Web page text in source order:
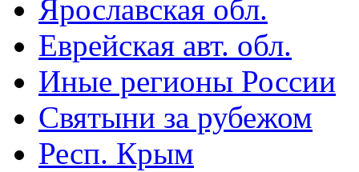
Ярославская обл.
Еврейская авт. обл.
Иные регионы России
Святыни за рубежом
Респ. Крым